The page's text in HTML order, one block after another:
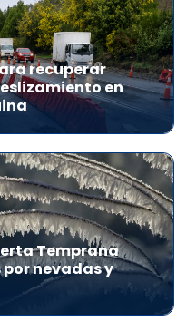
recuperar
en
Temprana
por nevadas y